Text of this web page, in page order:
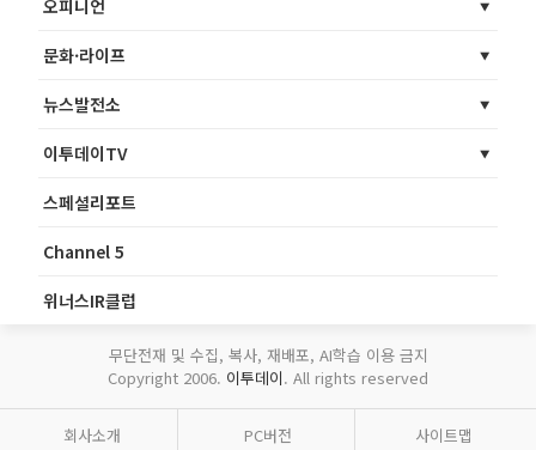
오피니언
문화·라이프
뉴스발전소
이투데이TV
스페셜리포트
Channel 5
위너스IR클럽
무단전재 및 수집, 복사, 재배포, AI학습 이용 금지
Copyright 2006. 이투데이. All rights reserved
회사소개 PC버전 사이트맵